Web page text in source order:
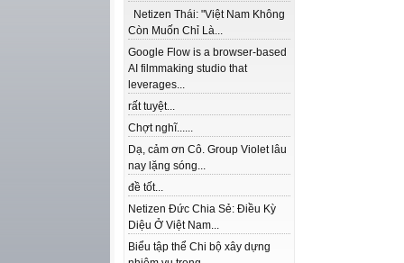
Netizen Thái: "Việt Nam Không
Còn Muốn Chỉ Là...
Google Flow is a browser-based
AI filmmaking studio that
leverages...
rất tuyệt...
Chợt nghĩ......
Dạ, cảm ơn Cô. Group Violet lâu
nay lặng sóng...
đề tốt...
Netizen Đức Chia Sẻ: Điều Kỳ
Diệu Ở Việt Nam...
Biểu tập thể Chi bộ xây dựng